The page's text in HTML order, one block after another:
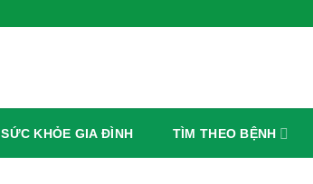
SỨC KHỎE GIA ĐÌNH TÌM THEO BỆNH